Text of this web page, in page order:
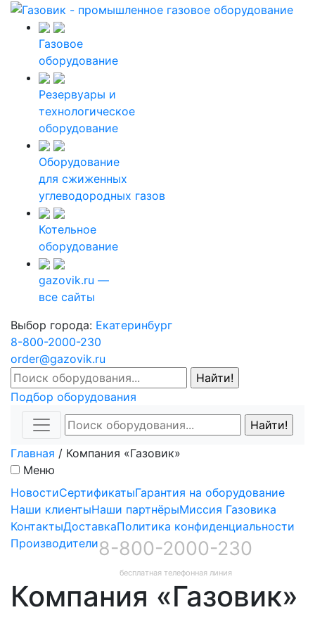
Газовое
оборудование
Резервуары и
технологическое
оборудование
Оборудование
для сжиженных
углеводородных газов
Котельное
оборудование
gazovik.ru —
все сайты
Выбор города: Екатеринбург
8-800-2000-230
order@gazovik.ru
Подбор оборудования
Главная / Компания «Газовик»
Меню
НовостиСертификатыГарантия на оборудование
Наши клиентыНаши партнёрыМиссия Газовика
КонтактыДоставкаПолитика конфиденциальности
Производители8-800-2000-230
бесплатная телефонная линия
Компания «Газовик»